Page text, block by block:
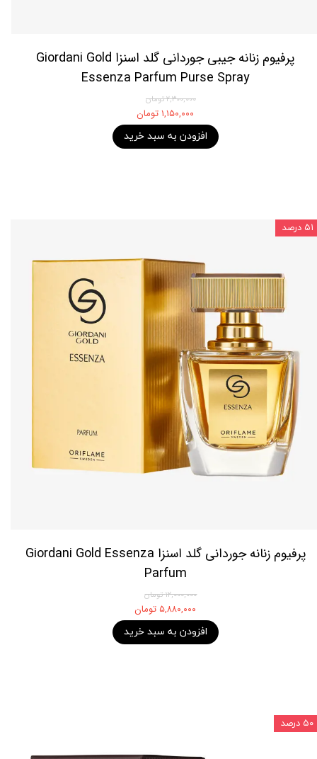
پرفیوم زنانه جیبی جوردانی گلد اسنزا Giordani Gold
Essenza Parfum Purse Spray
۲,۳۰۰,۰۰۰ تومان
۱,۱۵۰,۰۰۰ تومان
افزودن به سبد خرید
پرفیوم زنانه جوردانی گلد اسنزا Giordani Gold Essenza
Parfum
۱۲,۰۰۰,۰۰۰ تومان
۵,۸۸۰,۰۰۰ تومان
افزودن به سبد خرید
۵۱ درصد
۵۰ درصد